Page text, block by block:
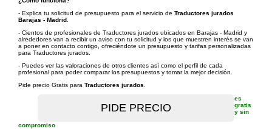
- Explica tu solicitud de presupuesto para el servicio de Traductores jurados
Barajas - Madrid
- Cientos de profesionales de Traductores jurados ubicados en Barajas - Madrid y
alrededores van a recibir un aviso con tu solicitud y los que muestren interés se van
a poner en contacto contigo, ofreciéndote un presupuesto y tarifas personalizadas
para Traductores jurados.
- Puedes ver las valoraciones de otros clientes así como el perfil de cada
profesional para poder comparar los presupuestos y tomar la mejor decisión.
Pide precio Gratis para Traductores jurados
es
gratis
y sin
compromiso